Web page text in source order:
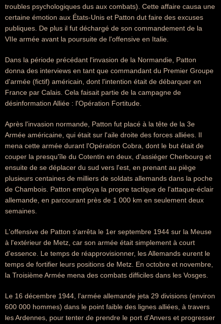
troubles psychologiques dus aux combats). Cette affaire causa une
certaine émotion aux États-Unis et Patton dut faire des excuses
publiques. De plus il fut déchargé de son commandement de la
VIIe armée avant la poursuite de l'offensive en Italie.
Dans la période précédant l'invasion de la Normandie, Patton
donna des interviews en tant que commandant du Premier Groupe
d'armée (fictif) américain, dont l'intention était de débarquer en
France par Calais. Cela faisait partie de la campagne de
désinformation Alliée : l'Opération Fortitude.
Après l'invasion normande, Patton fut placé à la tête de la 3e
Armée américaine, qui était sur l'aile droite des forces alliées. Il
mena cette armée durant l'Opération Cobra, dont le but était de
couper la presqu'île du Cotentin en deux, d'assiéger Cherbourg et
ensuite de se déplacer du sud vers l'est, en prenant au piège
plusieurs centaines de milliers de soldats allemands dans la poche
de Chambois. Patton employa la propre tactique de l'attaque-éclair
allemande, en parcourant près de 1 000 km en seulement deux
semaines.
L'offensive de Patton s'arrêta le 1er septembre 1944 sur la Meuse
à l'extérieur de Metz, car son armée était simplement à court
d'essence. Le temps de réapprovisionner, les Allemands eurent le
temps de fortifier leurs positions de Metz. En octobre et novembre,
la Troisième Armée mena des combats difficiles dans les Vosges.
Le 16 décembre 1944, l'armée allemande jeta 29 divisions (environ
600 000 hommes) dans le point faible des lignes alliées, à travers
les Ardennes, pour tenter de prendre le port d'Anvers et progresser